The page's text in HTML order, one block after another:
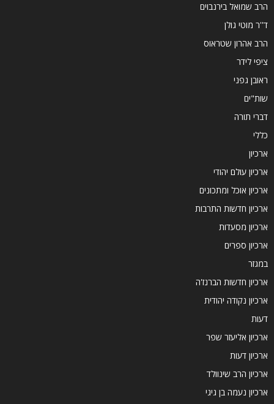
הרב שמואל בירנבוים
ד''ר מוטי גולן
הרב אהרון שטראוס
ציפי לידר
ראובן גפני
שות"ים
דברי תורה
כללי
ארכיון
ארכיון עולם יהודי
ארכיון אוכל ומתכונים
ארכיון חדשות התרבות
ארכיון מסעדות
ארכיון ספרים
במגזר
ארכיון חדשות הברנז'ה
ארכיון נקודה יהודית
דעות
ארכיון אליעזר שפר
ארכיון דעות
ארכיון הרב שינוולד
ארכיון נעמה בן גיגי